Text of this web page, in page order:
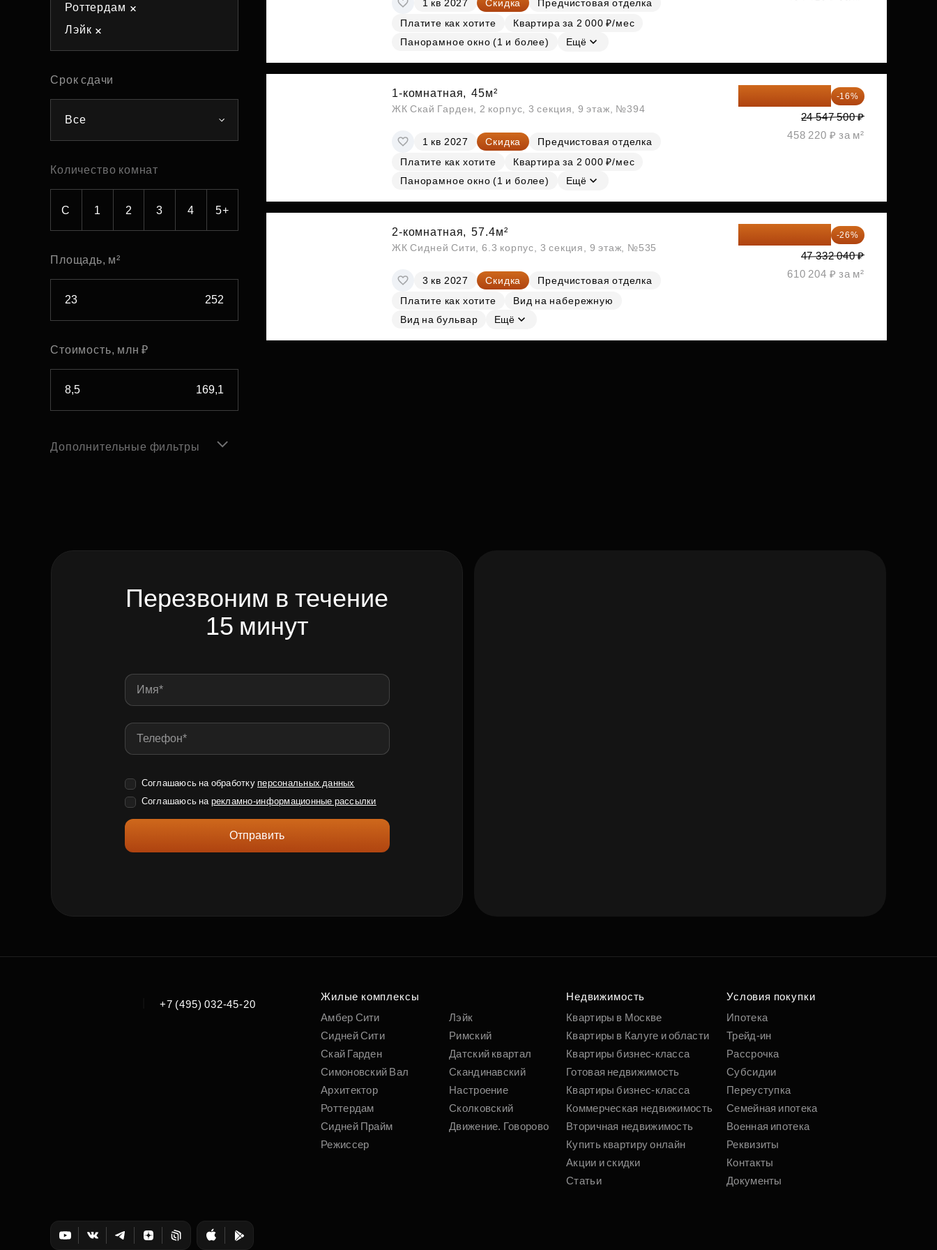
Субсидии
Роттердам
Лэйк
Срок сдачи
Все
Количество комнат
С 1 2 3 4 5+
Площадь, м²
Стоимость, млн ₽
Дополнительные фильтры
1 кв 2027 Скидка
Предчистовая отделка
Платите как хотите
Квартира за 2 000 ₽/мес
Панорамное окно (1 и более)
Ещё
1-комнатная, 45м²
ЖК Скай Гарден, 2 корпус, 3 секция, 9 этаж, №394
1 кв 2027 Скидка
Предчистовая отделка
Платите как хотите
Квартира за 2 000 ₽/мес
Панорамное окно (1 и более)
Ещё
-16%
24 547 500 ₽
458 220 ₽ за м²
2-комнатная, 57.4м²
ЖК Сидней Сити, 6.3 корпус, 3 секция, 9 этаж, №535
3 кв 2027 Скидка
Предчистовая отделка
Платите как хотите
Вид на набережную
Вид на бульвар
Ещё
-26%
47 332 040 ₽
610 204 ₽ за м²
Перезвоним в течение
15 минут
Соглашаюсь на обработку персональных данных
Соглашаюсь на рекламно-информационные рассылки
Отправить
+7 (495) 032-45-20
Жилые комплексы
Амбер Сити
Сидней Сити
Скай Гарден
Симоновский Вал
Архитектор
Роттердам
Сидней Прайм
Режиссер
Лэйк
Римский
Датский квартал
Скандинавский
Настроение
Сколковский
Движение. Говорово
Недвижимость
Квартиры в Москве
Квартиры в Калуге и области
Квартиры бизнес-класса
Готовая недвижимость
Квартиры бизнес-класса
Коммерческая недвижимость
Вторичная недвижимость
Купить квартиру онлайн
Акции и скидки
Статьи
Условия покупки
Ипотека
Трейд-ин
Рассрочка
Субсидии
Переуступка
Семейная ипотека
Военная ипотека
Реквизиты
Контакты
Документы